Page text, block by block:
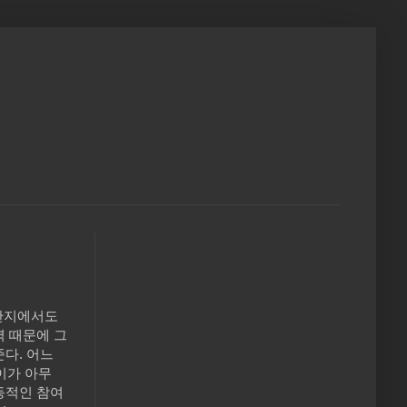
에서도
때문에 그
다. 어느
가 아무
적인 참여